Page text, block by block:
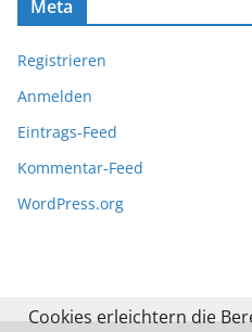
Meta
Registrieren
Anmelden
Eintrags-Feed
Kommentar-Feed
WordPress.org
Cookies erleichtern die